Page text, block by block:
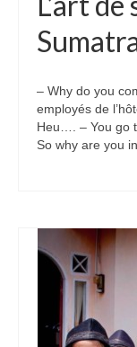
– Why do you
employés de
Heu…. – You go
So why are you